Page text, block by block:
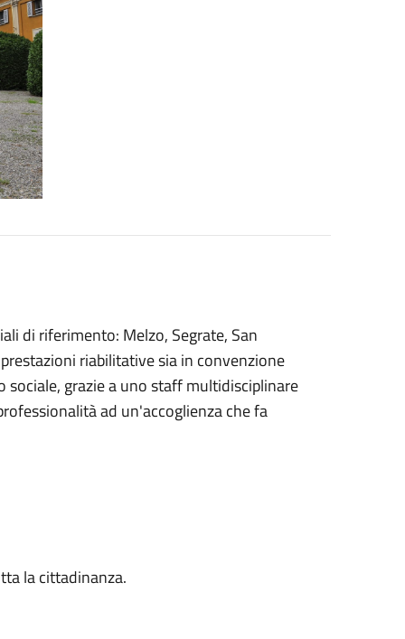
di riferimento: Melzo, Segrate, San
riabilitative sia in convenzione
sociale, grazie a uno staff multidisciplinare
ad un'accoglienza che fa
la cittadinanza.